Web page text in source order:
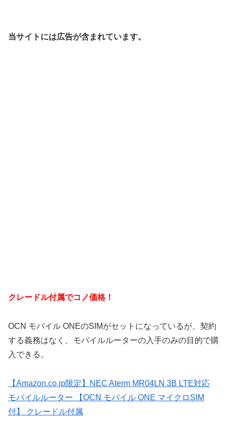
当サイトには広告が含まれています。
クレードル付属でコノ価格！
OCN モバイル ONEのSIMがセットになっているが、契約
する義務はなく、モバイルルーターの入手のみの目的で購
入できる。
【Amazon.co.jp限定】NEC Aterm MR04LN 3B LTE対応
モバイルルーター 【OCN モバイル ONE マイクロSIM
付】 クレードル付属